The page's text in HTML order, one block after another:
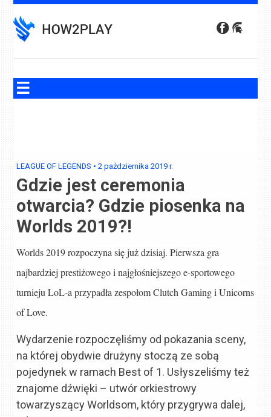
to
content
LEAGUE OF LEGENDS •2 października 2019 r.
Gdzie jest ceremonia
otwarcia? Gdzie piosenka na
Worlds 2019?!
Worlds 2019 rozpoczyna się już dzisiaj. Pierwsza gra
najbardziej prestiżowego i najgłośniejszego e-sportowego
turnieju LoL-a przypadła zespołom Clutch Gaming i Unicorns
of Love.
Wydarzenie rozpoczęliśmy od pokazania sceny,
na której obydwie drużyny stoczą ze sobą
pojedynek w ramach Best of 1. Usłyszeliśmy też
znajome dźwięki – utwór orkiestrowy
towarzyszący Worldsom, który przygrywa dalej,